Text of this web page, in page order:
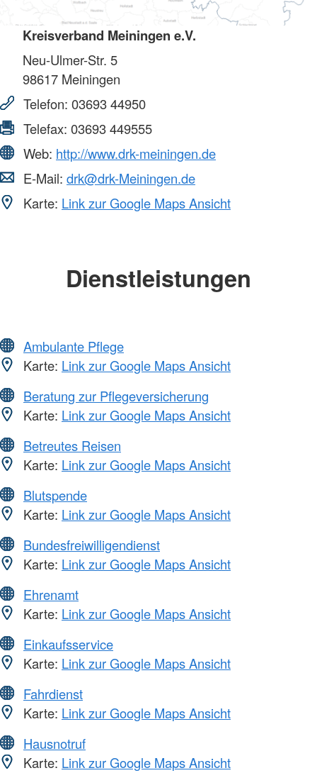
Kreisverband Meiningen e.V.
Neu-Ulmer-Str. 5
98617 Meiningen
Telefon: 03693 44950
Telefax: 03693 449555
Web: http://www.drk-meiningen.de
E-Mail: drk@drk-Meiningen.de
Karte: Link zur Google Maps Ansicht
Dienstleistungen
Ambulante Pflege
Karte: Link zur Google Maps Ansicht
Beratung zur Pflegeversicherung
Karte: Link zur Google Maps Ansicht
Betreutes Reisen
Karte: Link zur Google Maps Ansicht
Blutspende
Karte: Link zur Google Maps Ansicht
Bundesfreiwilligendienst
Karte: Link zur Google Maps Ansicht
Ehrenamt
Karte: Link zur Google Maps Ansicht
Einkaufsservice
Karte: Link zur Google Maps Ansicht
Fahrdienst
Karte: Link zur Google Maps Ansicht
Hausnotruf
Karte: Link zur Google Maps Ansicht